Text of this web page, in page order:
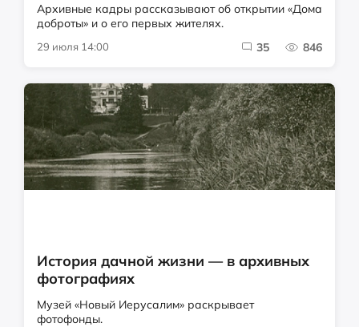
Архивные кадры рассказывают об открытии «Дома
доброты» и о его первых жителях.
29 июля 14:00 35 846
История дачной жизни — в архивных
фотографиях
Музей «Новый Иерусалим» раскрывает
фотофонды.